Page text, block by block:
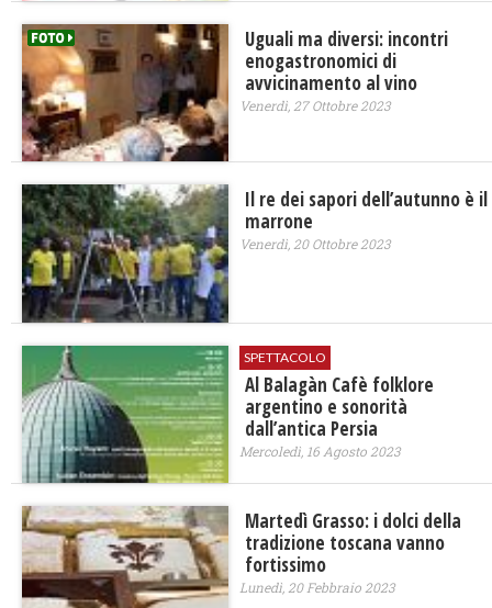
Uguali ma diversi: incontri
enogastronomici di
avvicinamento al vino
Venerdì, 27 Ottobre 2023
Il re dei sapori dell’autunno è il
marrone
Venerdì, 20 Ottobre 2023
SPETTACOLO
Al Balagàn Cafè folklore
argentino e sonorità
dall’antica Persia
Mercoledì, 16 Agosto 2023
Martedì Grasso: i dolci della
tradizione toscana vanno
fortissimo
Lunedì, 20 Febbraio 2023